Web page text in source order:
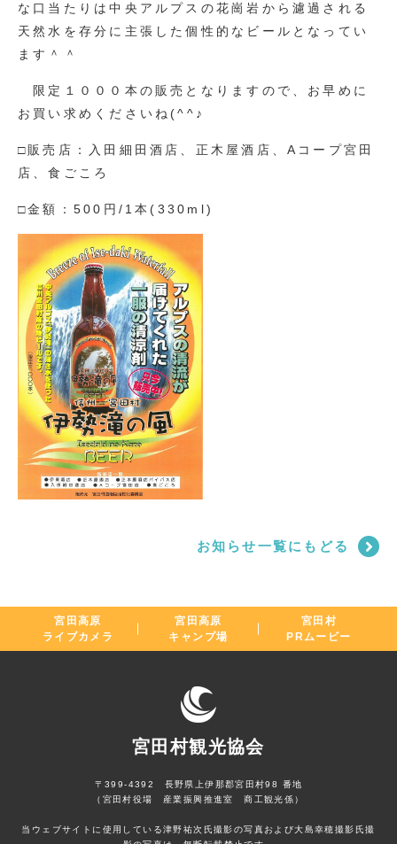
な口当たりは中央アルプスの花崗岩から濾過される
天然水を存分に主張した個性的なビールとなってい
ます＾＾
限定１０００本の販売となりますので、お早めに
お買い求めくださいね(^^♪
□販売店：入田細田酒店、正木屋酒店、Aコープ宮田
店、食ごころ
□金額：500円/1本(330ml)
お知らせ一覧にもどる
宮田高原
ライブカメラ
宮田高原
キャンプ場
宮田村
PRムービー
宮田村観光協会
〒399-4392 長野県上伊那郡宮田村98 番地
（宮田村役場 産業振興推進室 商工観光係）
当ウェブサイトに使用している津野祐次氏撮影の写真および大島幸穂撮影氏撮